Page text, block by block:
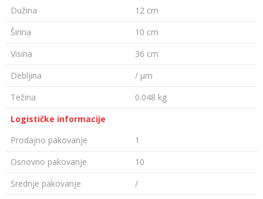
Dužina
12 cm
Širina
10 cm
Visina
36 cm
Debljina
/ µm
Težina
0.048 kg
Logističke informacije
Prodajno pakovanje
1
Osnovno pakovanje
10
Srednje pakovanje
/